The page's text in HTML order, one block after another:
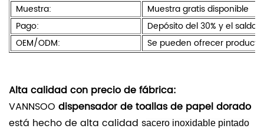
Muestra:
Muestra gratis disponible
Pago:
Depósito del 30% y el saldo
OEM/ODM:
Se pueden ofrecer
Alta calidad con precio de fábrica:
VANNSOO dispensador de toallas de papel dorado
está hecho de alta calidad sacero inoxidable pintado